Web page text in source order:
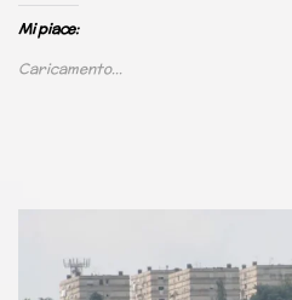
Mi piace:
Caricamento...